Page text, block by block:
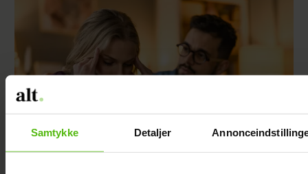
Samtykke Detaljer